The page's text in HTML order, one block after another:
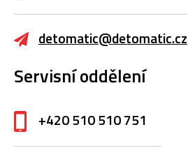
detomatic@detomatic.cz
Servisní oddělení
+420 510 510 751